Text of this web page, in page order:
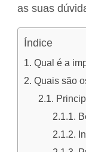
as suas
Índice
Qual é a
Quais são